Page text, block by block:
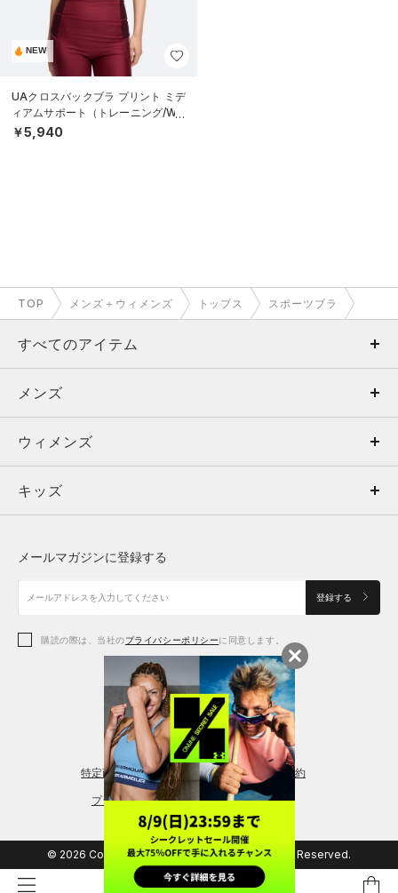
NEW
UAクロスバックブラ プリント ミデ
ィアムサポート（トレーニング/WO
MEN）
￥5,940
TOP メンズ＋ウィメンズ トップス スポーツブラ
すべてのアイテム
メンズ
ウィメンズ
キッズ
アクセサリー
メンズ
トップス
ボトムス
アクセサリー
ウィメンズ
トップス
シューズ
アクセサリー
レギンス＆タイツ
キッズ
シューズ
メールマガジンに登録する
登録する
購読の際は、当社のプライバシーポリシーに同意します。
特定商取引法に基づく通販の表記 会員規約
プライバシーポリシー
© 2026 Copyright DOME Corporation. All Rights Reserved.